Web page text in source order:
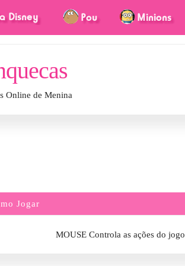
Online de Menina
Jogar
MOUSE Controla as ações do jogo